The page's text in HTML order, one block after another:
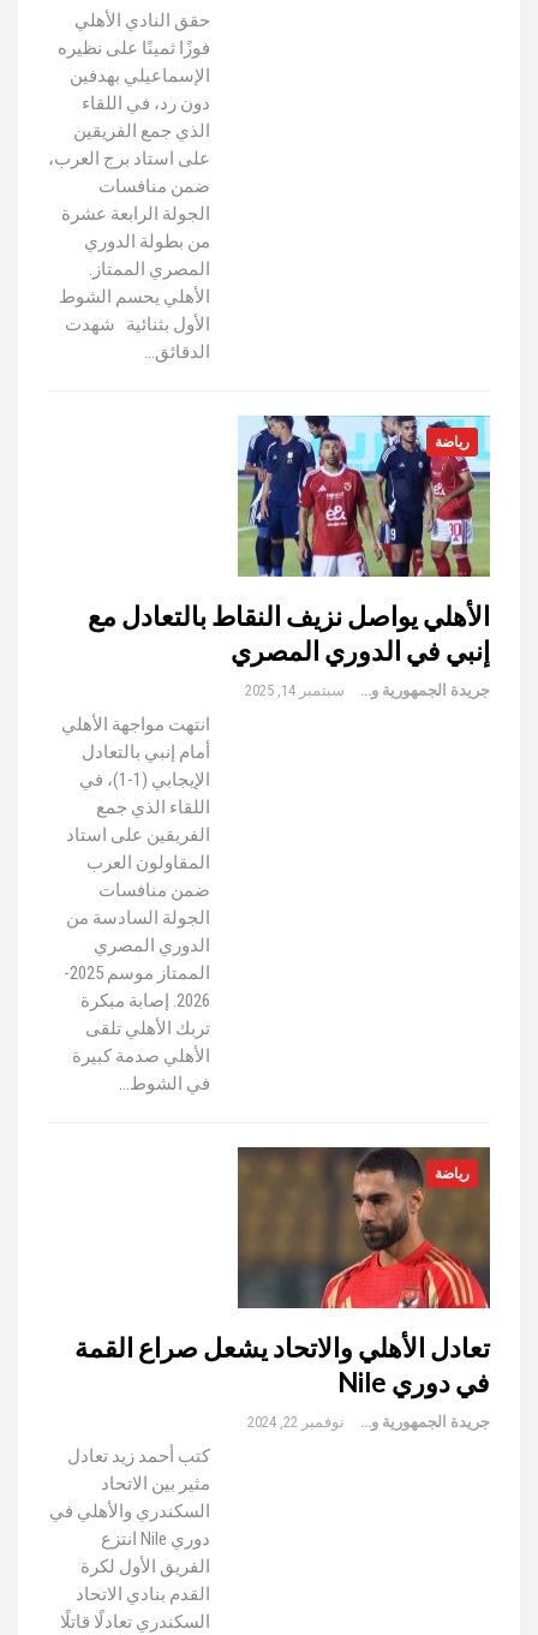
حقق النادي الأهلي
فوزًا ثمينًا على نظيره
الإسماعيلي بهدفين
دون رد، في اللقاء
الذي جمع الفريقين
على استاد برج العرب،
ضمن منافسات
الجولة الرابعة عشرة
من بطولة الدوري
المصري الممتاز.
الأهلي يحسم الشوط
الأول بثنائية شهدت
الدقائق…
رياضة
الأهلي يواصل نزيف النقاط بالتعادل مع
إنبي في الدوري المصري
جريدة الجمهورية والعالم سبتمبر 14, 2025
انتهت مواجهة الأهلي
أمام إنبي بالتعادل
الإيجابي (1-1)، في
اللقاء الذي جمع
الفريقين على استاد
المقاولون العرب
ضمن منافسات
الجولة السادسة من
الدوري المصري
الممتاز موسم 2025-
2026. إصابة مبكرة
تربك الأهلي تلقى
الأهلي صدمة كبيرة
في الشوط…
رياضة
تعادل الأهلي والاتحاد يشعل صراع القمة
في دوري Nile
جريدة الجمهورية والعالم نوفمبر 22, 2024
كتب أحمد زيد تعادل
مثير بين الاتحاد
السكندري والأهلي في
دوري Nile انتزع
الفريق الأول لكرة
القدم بنادي الاتحاد
السكندري تعادلًا قاتلًا